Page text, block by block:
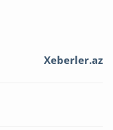
Xeberler.az